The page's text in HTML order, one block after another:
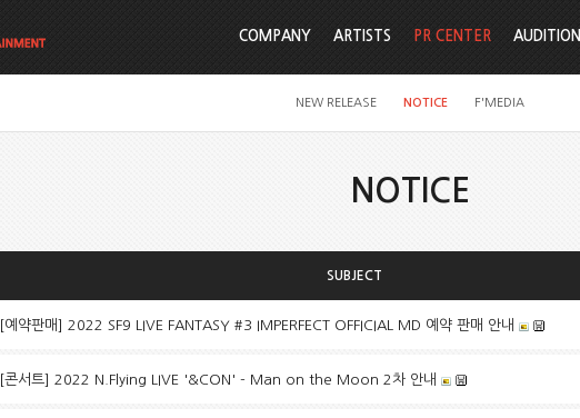
COMPANY ARTISTS PR CENTER
NEW RELEASE NOTICE F'MEDIA
AUDITION
NOTICE
SUBJECT
[예약판매] 2022 SF9 LIVE FANTASY #3 IMPERFECT OFFICIAL MD 예약 판매 안내
[콘서트] 2022 N.Flying LIVE '&CON' - Man on the Moon 2차 안내